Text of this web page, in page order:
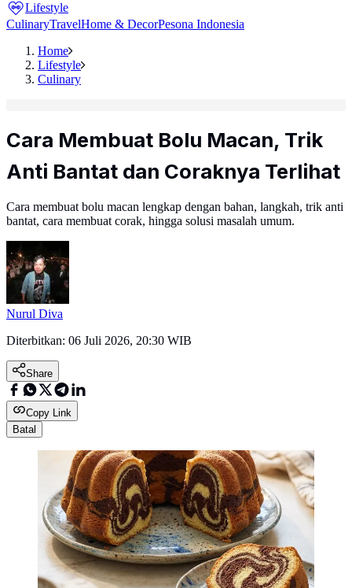
Lifestyle
CulinaryTravelHome & DecorPesona Indonesia
Home
Lifestyle
Culinary
Cara Membuat Bolu Macan, Trik
Anti Bantat dan Coraknya Terlihat
Cara membuat bolu macan lengkap dengan bahan, langkah, trik anti
bantat, cara membuat corak, hingga solusi masalah umum.
Nurul Diva
Diterbitkan: 06 Juli 2026, 20:30 WIB
Share
Copy Link
Batal